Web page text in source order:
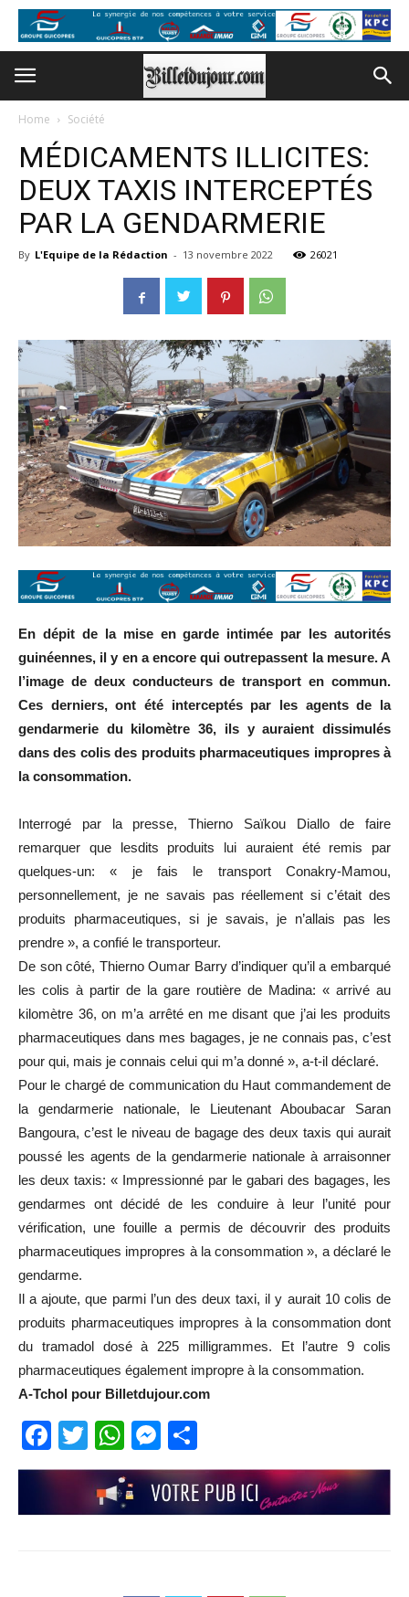
Home Société
MÉDICAMENTS ILLICITES:
DEUX TAXIS INTERCEPTÉS
PAR LA GENDARMERIE
By L'Equipe de la Rédaction - 13 novembre 2022 26021
En dépit de la mise en garde intimée par les autorités
guinéennes, il y en a encore qui outrepassent la mesure. A
l’image de deux conducteurs de transport en commun.
Ces derniers, ont été interceptés par les agents de la
gendarmerie du kilomètre 36, ils y auraient dissimulés
dans des colis des produits pharmaceutiques impropres à
la consommation.
Interrogé par la presse, Thierno Saïkou Diallo de faire
remarquer que lesdits produits lui auraient été remis par
quelques-un: « je fais le transport Conakry-Mamou,
personnellement, je ne savais pas réellement si c’était des
produits pharmaceutiques, si je savais, je n’allais pas les
prendre », a confié le transporteur.
De son côté, Thierno Oumar Barry d’indiquer qu’il a embarqué
les colis à partir de la gare routière de Madina: « arrivé au
kilomètre 36, on m’a arrêté en me disant que j’ai les produits
pharmaceutiques dans mes bagages, je ne connais pas, c’est
pour qui, mais je connais celui qui m’a donné », a-t-il déclaré.
Pour le chargé de communication du Haut commandement de
la gendarmerie nationale, le Lieutenant Aboubacar Saran
Bangoura, c’est le niveau de bagage des deux taxis qui aurait
poussé les agents de la gendarmerie nationale à arraisonner
les deux taxis: « Impressionné par le gabari des bagages, les
gendarmes ont décidé de les conduire à leur l’unité pour
vérification, une fouille a permis de découvrir des produits
pharmaceutiques impropres à la consommation », a déclaré le
gendarme.
Il a ajoute, que parmi l’un des deux taxi, il y aurait 10 colis de
produits pharmaceutiques impropres à la consommation dont
du tramadol dosé à 225 milligrammes. Et l’autre 9 colis
pharmaceutiques également impropre à la consommation.
A-Tchol pour Billetdujour.com
Facebook
TwitterWhatsApp
Messenger